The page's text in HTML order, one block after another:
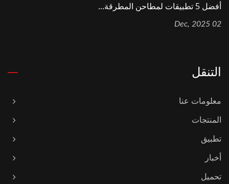
أفضل 5 تطبيقات لمطاحن المطرقة...
02 Dec, 2025
التنقل
معلومات عنا
المنتجات
تطبيق
أخبار
تحميل